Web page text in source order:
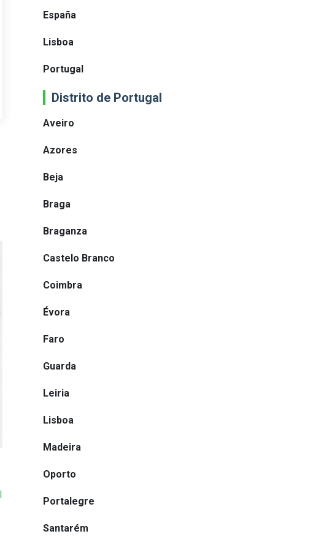
España
Lisboa
Portugal
Distrito de Portugal
Aveiro
Azores
Beja
Braga
Braganza
Castelo Branco
Coimbra
Évora
Faro
Guarda
Leiria
Lisboa
Madeira
Oporto
Portalegre
Santarém